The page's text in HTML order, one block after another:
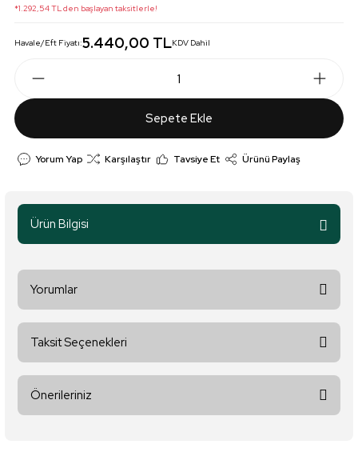
*1.292,54 TL den başlayan taksitlerle!
Havale/Eft Fiyatı:5.440,00 TLKDV Dahil
Sepete Ekle
Yorum Yap Karşılaştır Tavsiye Et Ürünü Paylaş
Ürün Bilgisi
Yorumlar
Taksit Seçenekleri
Önerileriniz